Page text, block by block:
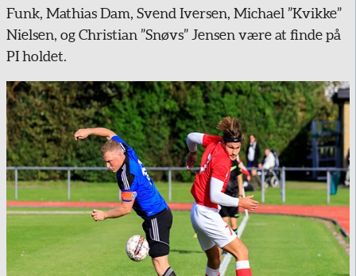
Funk, Mathias Dam, Svend Iversen, Michael ”Kvikke”
Nielsen, og Christian ”Snøvs” Jensen være at finde på
PI holdet.